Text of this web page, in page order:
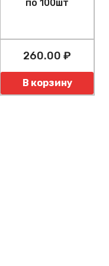
по 100шт
260.00 ₽
Количество
В корзину